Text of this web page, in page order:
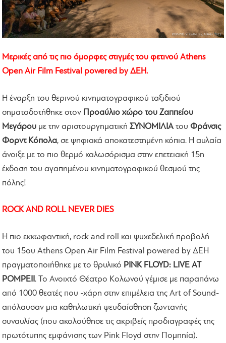
Μερικές από τις πιο όμορφες στιγμές του φετινού Athens
Open Air Film Festival powered by ΔΕΗ.
Η έναρξη του θερινού κινηματογραφικού ταξιδιού
σηματοδοτήθηκε στον
Προαύλιο χώρο του Ζαππείου
Μεγάρου με την αριστουργηματικήΣΥΝΟΜΙΛΙΑτου Φράνσις
Φορντ Κόπολα, σε ψηφιακά αποκατεστημένη κόπια. Η αυλαία
άνοιξε με το πιο θερμό καλωσόρισμα στην επετειακή 15η
έκδοση του αγαπημένου κινηματογραφικού θεσμού της
πόλης!
ROCK AND ROLL NEVER DIES
Η πιο εκκωφαντική, rock and roll και ψυχεδελική προβολή
του 15ου Athens Open Air Film Festival powered by ΔΕΗ
πραγματοποιήθηκε με το θρυλικό PINK FLOYD: LIVE AT
POMPEII. Το Ανοιχτό Θέατρο Κολωνού γέμισε με παραπάνω
από 1000 θεατές που -χάρη στην επιμέλεια της Art of Sound-
απόλαυσαν μια καθηλωτική ψευδαίσθηση ζωντανής
συναυλίας (που ακολούθησε τις ακριβείς προδιαγραφές της
πρωτότυπης εμφάνισης των Pink Floyd στην Πομπηία).